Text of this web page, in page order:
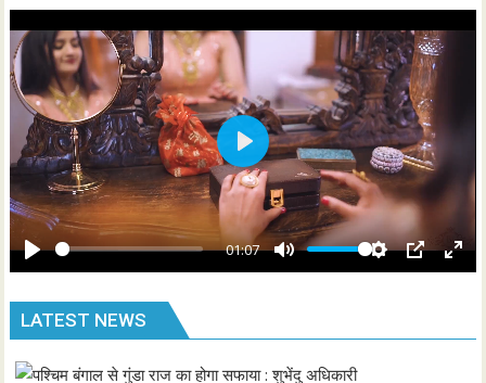
i
n
g
s
r
f
e
e
n
P
l
a
01:07
M
S
P
E
P
l
a
y
LATEST NEWS